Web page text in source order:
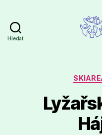
Hledat